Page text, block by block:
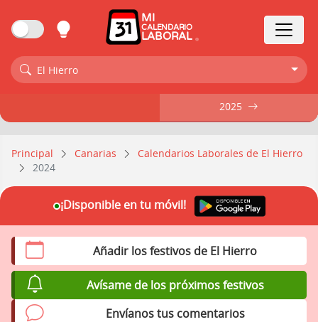
MI
CALENDARIO
LABORAL
El Hierro
Principal Canarias
Calendarios Laborales de El Hierro
2024
2025
2025
Añadir los festivos de El Hierro
Avísame de los próximos festivos
Envíanos tus comentarios
¡Disponible en tu móvil!